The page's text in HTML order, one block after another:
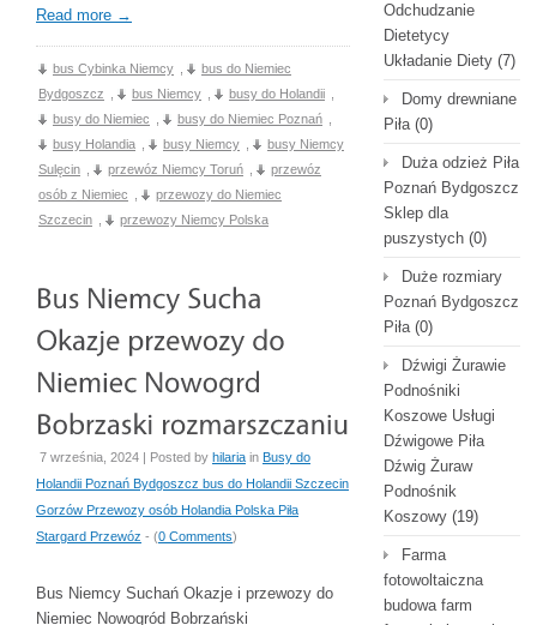
Read more →
bus Cybinka Niemcy
bus do Niemiec
Bydgoszcz
bus Niemcy busy do Holandii
busy do Niemiec
busy do Niemiec Poznań
busy Holandia
busy Niemcy
busy Niemcy
Sulęcin
przewóz Niemcy Toruń
przewóz
osób z Niemiec
przewozy do Niemiec
Szczecin
przewozy Niemcy Polska
7 września, 2024 | Posted by hilaria in Busy do
Holandii Poznań Bydgoszcz bus do Holandii Szczecin
Gorzów Przewozy osób Holandia Polska Piła
Stargard Przewóz - (0 Comments)
Bus Niemcy Suchań Okazje i przewozy do
Niemiec Nowogród Bobrzański
Odchudzanie
Dietetycy
Układanie Diety (7)
Domy drewniane
Piła(0)
Duża odzież Piła
Poznań Bydgoszcz
Sklep dla
puszystych (0)
Duże rozmiary
Poznań Bydgoszcz
Piła(0)
Dźwigi Żurawie
Podnośniki
Koszowe Usługi
Dźwigowe Piła
Dźwig Żuraw
Podnośnik
Koszowy (19)
Farma
fotowoltaiczna
budowa farm